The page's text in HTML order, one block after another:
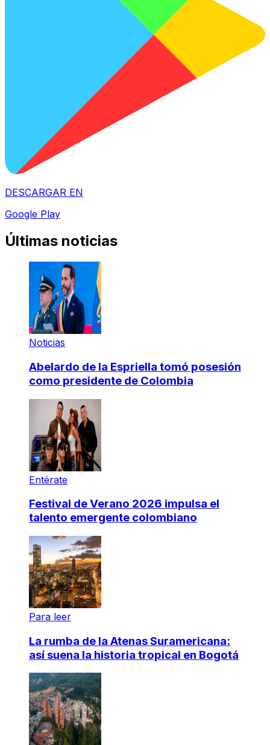
DESCARGAR EN
Google Play
Últimas noticias
Noticias
Abelardo de la Espriella tomó posesión
como presidente de Colombia
Entérate
Festival de Verano 2026 impulsa el
talento emergente colombiano
Para leer
La rumba de la Atenas Suramericana:
así suena la historia tropical en Bogotá